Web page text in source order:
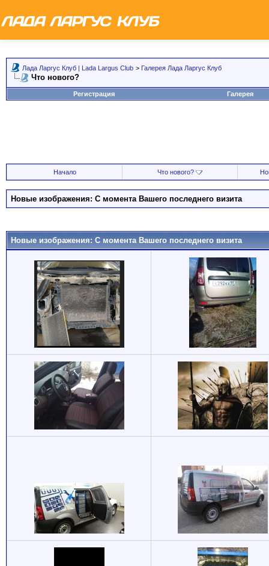
Лада Ларгус Клуб | Lada Largus Club > Галерея Лада Ларгус Клуб
Что нового?
Регистрация Галерея
Начало Что нового?
Новые изображения: С момента Вашего последнего визита
Новые изображения: С момента Вашего последнего визита